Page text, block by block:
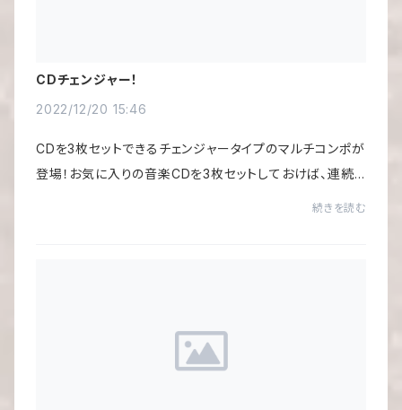
CDチェンジャー！
2022/12/20 15:46
CDを3枚セットできるチェンジャータイプのマルチコンポが
登場！お気に入りの音楽CDを3枚セットしておけば、連続
続きを読む